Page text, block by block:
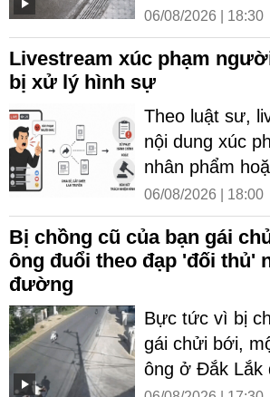
06/08/2026 | 18:30
Livestream xúc phạm
bị xử lý hình sự
Theo luật sư,
nội dung xúc
nhân phẩm
06/08/2026 | 18:00
Bị chồng cũ của bạn gái
ông đuổi theo đạp 'đối thủ'
đường
Bực tức vì bị
gái chửi bới,
ông ở Đắk Lắk